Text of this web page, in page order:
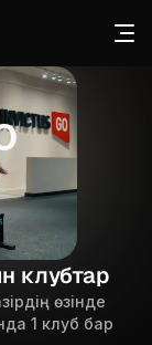
клубтар
өзінде
1 клуб бар